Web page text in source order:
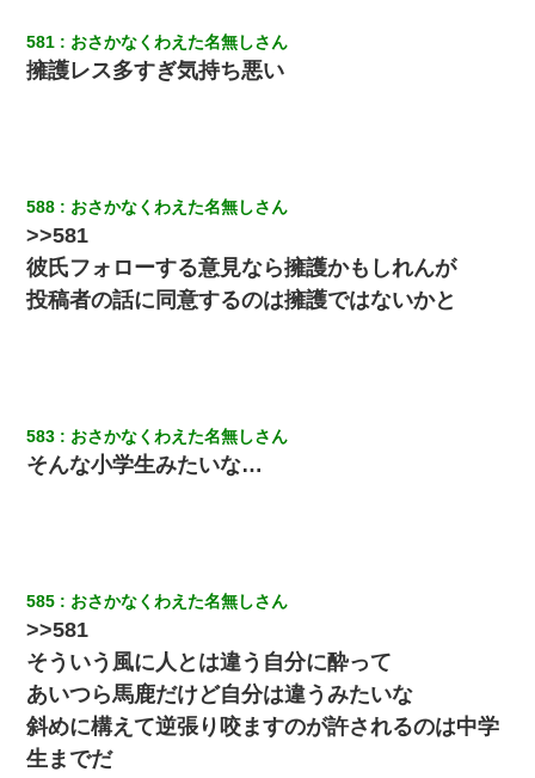
581 おさかなくわえた名無しさん
擁護レス多すぎ気持ち悪い
588 おさかなくわえた名無しさん
>>581
彼氏フォローする意見なら擁護かもしれんが
投稿者の話に同意するのは擁護ではないかと
583 おさかなくわえた名無しさん
そんな小学生みたいな…
585 おさかなくわえた名無しさん
>>581
そういう風に人とは違う自分に酔って
あいつら馬鹿だけど自分は違うみたいな
斜めに構えて逆張り咬ますのが許されるのは中学
生までだ